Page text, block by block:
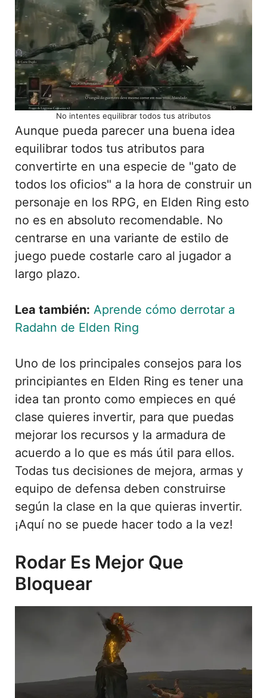
No intentes equilibrar todos tus atributos
Aunque pueda parecer una buena idea
equilibrar todos tus atributos para
convertirte en una especie de "gato de
todos los oficios" a la hora de construir un
personaje en los RPG, en Elden Ring esto
no es en absoluto recomendable. No
centrarse en una variante de estilo de
juego puede costarle caro al jugador a
largo plazo.
Lea también: Aprende cómo derrotar a
Radahn de Elden Ring
Uno de los principales consejos para los
principiantes en Elden Ring es tener una
idea tan pronto como empieces en qué
clase quieres invertir, para que puedas
mejorar los recursos y la armadura de
acuerdo a lo que es más útil para ellos.
Todas tus decisiones de mejora, armas y
equipo de defensa deben construirse
según la clase en la que quieras invertir.
¡Aquí no se puede hacer todo a la vez!
Rodar Es Mejor Que
Bloquear